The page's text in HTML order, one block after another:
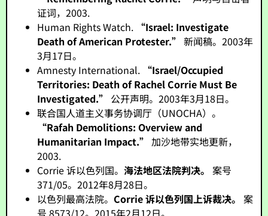
证词，2003.
Human Rights Watch. “Israel: Investigate
Death of American Protester.” 新闻稿。2003年
3月17日。
Amnesty International. “Israel/Occupied
Territories: Death of Rachel Corrie Must Be
Investigated.” 公开声明。2003年3月18日。
联合国人道主义事务协调厅（UNOCHA）。
“Rafah Demolitions: Overview and
Humanitarian Impact.” 加沙地带实地更新，
2003.
Corrie 诉以色列国。海法地区法院判决。 案号
371/05。2012年8月28日。
以色列最高法院。Corrie 诉以色列国上诉裁决。 案
号 8573/12。2015年2月12日。